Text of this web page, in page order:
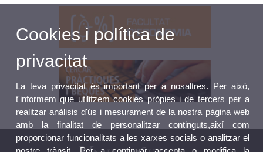
Cookies i política de
privacitat
La teva privacitat és important per a nosaltres. Per això,
t'informem que utilitzem cookies pròpies i de tercers per a
realitzar anàlisis d'ús i mesurament de la nostra pàgina web
amb la finalitat de personalitzar continguts,així com
proporcionar funcionalitats a les xarxes socials o analitzar el